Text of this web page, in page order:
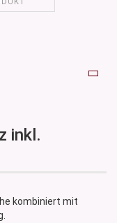
inkl.
kombiniert mit